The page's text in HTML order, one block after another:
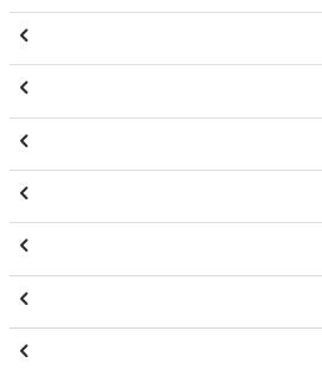






